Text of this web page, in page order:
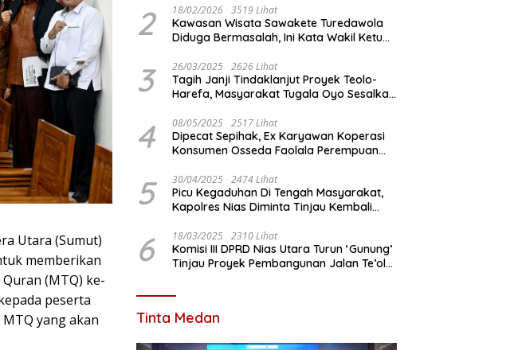
Utara (Sumut)
memberikan
(MTQ) ke-
peserta
yang akan
2 18/02/2026 3519 Lihat
Kawasan Wisata Sawakete Turedawola
Diduga Bermasalah, Ini Kata Wakil Ketua
3 26/03/2025 2626 Lihat
Tagih Janji Tindaklanjut Proyek Teolo-
Harefa, Masyarakat Tugala Oyo Sesalkan
Utara
4 08/05/2025 2517 Lihat
Dipecat Sepihak, Ex Karyawan Koperasi
Konsumen Osseda Faolala Perempuan
5 30/04/2025 2474 Lihat
Picu Kegaduhan Di Tengah Masyarakat,
Kapolres Nias Diminta Tinjau Kembali
6 18/03/2025 2310 Lihat
Komisi III DPRD Nias Utara Turun ‘Gunung’
Tinjau Proyek Pembangunan Jalan Te’olo
Tinta Medan